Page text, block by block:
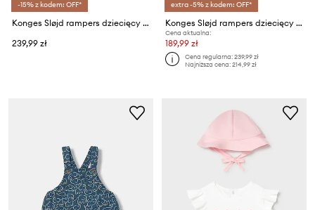
-15% z kodem: OFF*
Konges Sløjd rampers dziecięcy bawełniany COCO ROMPER GOTS
239,99 zł
extra -5% z kodem: OFF*
Konges Sløjd rampers dziecięcy bawełniany COCO ROMPER GOTS
Cena aktualna:
189,99 zł
Cena regularna:239,99 zł
Najniższa cena:214,99 zł